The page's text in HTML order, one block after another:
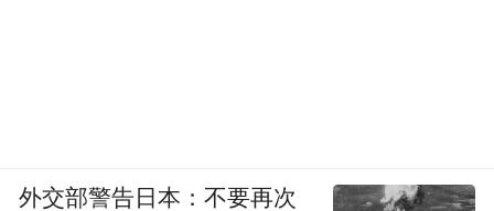
外交部警告日本：不要再次